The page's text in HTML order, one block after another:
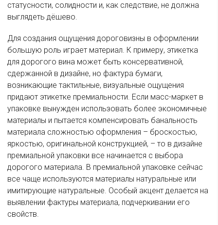
статусности, солидности и, как следствие, не должна
выглядеть дёшево.
Для создания ощущения дороговизны в оформлении
большую роль играет материал. К примеру, этикетка
для дорогого вина может быть консервативной,
сдержанной в дизайне, но фактура бумаги,
возникающие тактильные, визуальные ощущения
придают этикетке премиальности. Если масс-маркет в
упаковке вынужден использовать более экономичные
материалы и пытается компенсировать банальность
материала сложностью оформления – броскостью,
яркостью, оригинальной конструкцией, – то в дизайне
премиальной упаковки все начинается с выбора
дорогого материала. В премиальной упаковке сейчас
все чаще используются материалы натуральные или
имитирующие натуральные. Особый акцент делается на
выявлении фактуры материала, подчеркивании его
свойств.